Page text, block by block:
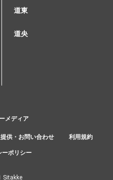
道東
道央
供・お問い合わせ 利用規約
ーポリシー
メディア
Sitakke